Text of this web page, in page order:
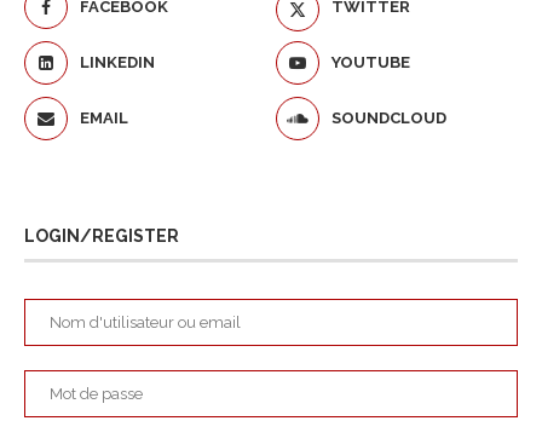
FACEBOOK TWITTER
LINKEDIN YOUTUBE
EMAIL SOUNDCLOUD
LOGIN/REGISTER